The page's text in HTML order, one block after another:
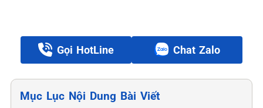
Gọi HotLine Chat Zalo
Mục Lục Nội Dung Bài Viết